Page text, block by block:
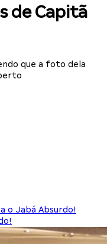
de Capitã
que a foto dela
o Jabá Absurdo!